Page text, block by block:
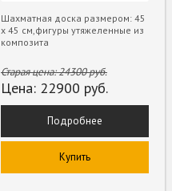
Шахматная доска размером: 45
х 45 см,фигуры утяжеленные из
композита
Старая цена:24300руб.
Цена: 22900 руб.
Подробнее
Купить